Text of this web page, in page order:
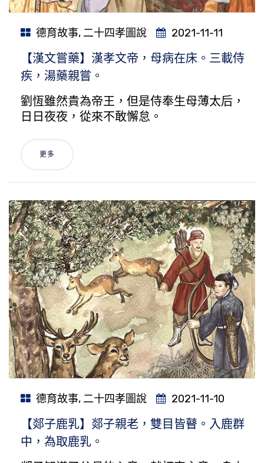
德育故事, 二十四孝圖說 2021-11-11
【漢文嘗藥】漢孝文帝，母病在床。三載侍
疾，湯藥親嘗。
劉恆雖然貴為帝王，但是侍奉生母薄太后，
日日夜夜，從來不敢懈怠。
更多
德育故事, 二十四孝圖說 2021-11-10
【郯子鹿乳】郯子親老，雙目皆瞽。入鹿群
中，為取鹿乳。